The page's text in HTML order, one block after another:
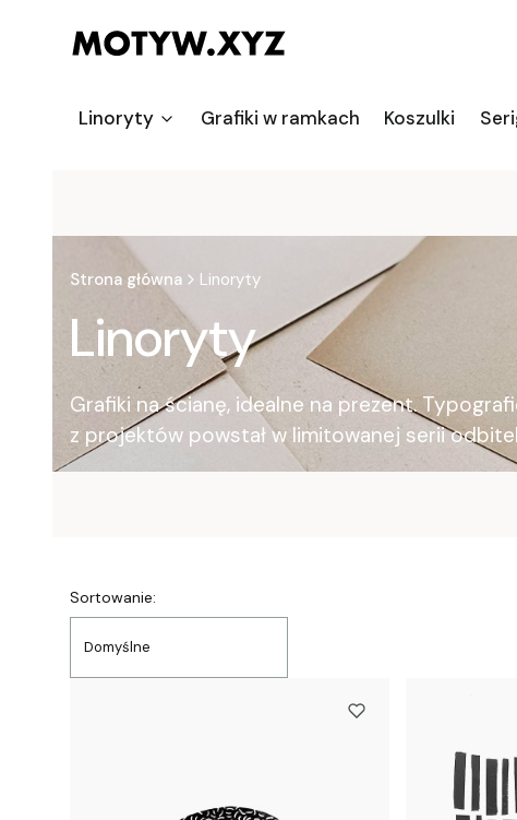
Linoryty Grafiki w ramkach Koszulki
Strona główna Linoryty
Linoryty
Grafiki na ścianę, idealne na prezent.
z projektów powstał w limitowanej serii
Lista produktów
Sortowanie:
Domyślne